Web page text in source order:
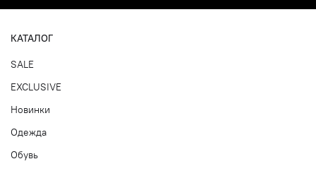
КАТАЛОГ
SALE
EXCLUSIVE
Новинки
Одежда
Обувь